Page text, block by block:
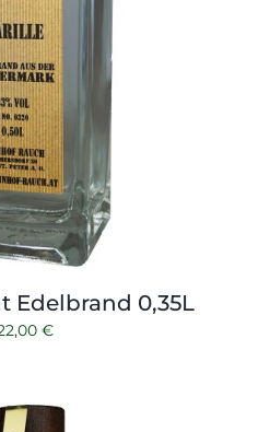
Edelbrand 0,35L
€